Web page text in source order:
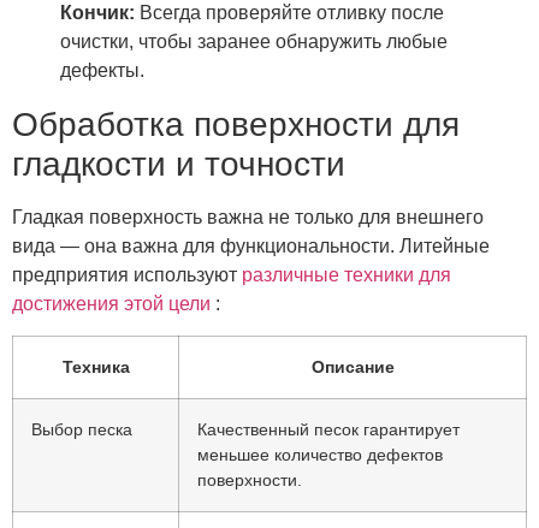
Кончик: Всегда проверяйте отливку после
очистки, чтобы заранее обнаружить любые
дефекты.
Обработка поверхности для
гладкости и точности
Гладкая поверхность важна не только для внешнего
вида — она важна для функциональности. Литейные
предприятия используют различные техники для
достижения этой цели :
Техника Описание
Выбор песка
Качественный песок гарантирует
меньшее количество дефектов
поверхности.